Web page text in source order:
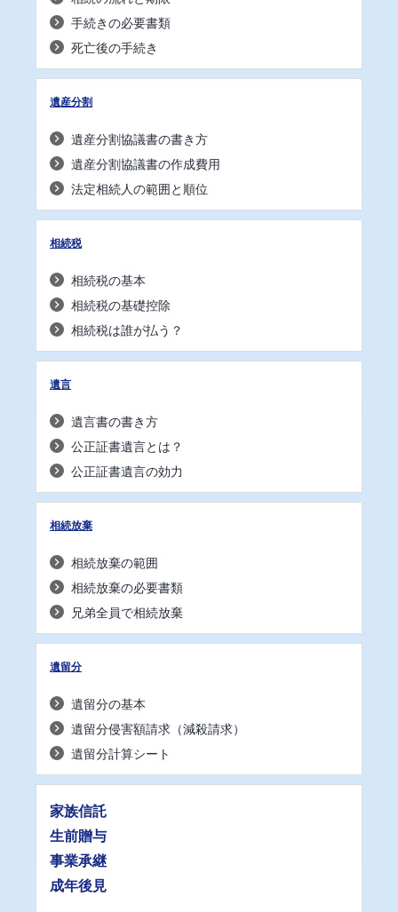
手続きの必要書類
死亡後の手続き
遺産分割
遺産分割協議書の書き方
遺産分割協議書の作成費用
法定相続人の範囲と順位
相続税
相続税の基本
相続税の基礎控除
相続税は誰が払う？
遺言
遺言書の書き方
公正証書遺言とは？
公正証書遺言の効力
相続放棄
相続放棄の範囲
相続放棄の必要書類
兄弟全員で相続放棄
遺留分
遺留分の基本
遺留分侵害額請求（減殺請求）
遺留分計算シート
家族信託
生前贈与
事業承継
成年後見